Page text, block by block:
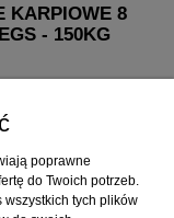
KARPIOWE 8
- 150KG
poprawne
do Twoich potrzeb.
wszystkich tych plików